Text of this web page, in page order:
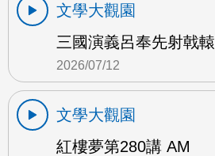
文學大觀園
三國演義呂奉先射戟
2026/07/12
文學大觀園
紅樓夢第280講 AM